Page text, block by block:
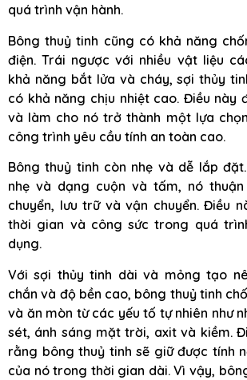
quá trình vận hành.
Bông thuỷ tinh cũng có khả năng
điện. Trái ngược với nhiều vật liệu
khả năng bắt lửa và cháy, sợi thủy
có khả năng chịu nhiệt cao. Điều này
và làm cho nó trở thành một lựa
công trình yêu cầu tính an toàn cao.
Bông thuỷ tinh còn nhẹ và dễ lắp
nhẹ và dạng cuộn và tấm, nó
chuyển, lưu trữ và vận chuyển. Điều
thời gian và công sức trong quá
dụng.
Với sợi thủy tinh dài và mỏng tạo
chắn và độ bền cao, bông thuỷ tinh
và ăn mòn từ các yếu tố tự nhiên như
sét, ánh sáng mặt trời, axit và kiềm.
rằng bông thuỷ tinh sẽ giữ được tính
của nó trong thời gian dài. Vì vậy,